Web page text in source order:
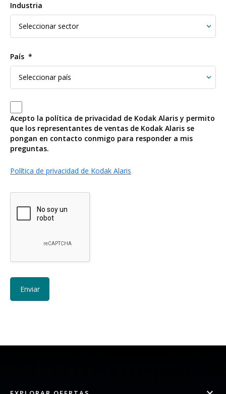
Industria
País
Acepto la política de privacidad de Kodak Alaris y permito
que los representantes de ventas de Kodak Alaris se
pongan en contacto conmigo para responder a mis
preguntas.
Política de privacidad de Kodak Alaris